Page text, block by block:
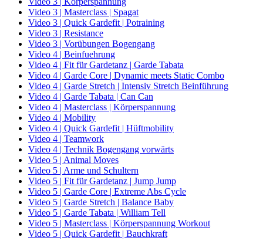
Video 3 | Masterclass | Spagat
Video 3 | Quick Gardefit | Potraining
Video 3 | Resistance
Video 3 | Vorübungen Bogengang
Video 4 | Beinfuehrung
Video 4 | Fit für Gardetanz | Garde Tabata
Video 4 | Garde Core | Dynamic meets Static Combo
Video 4 | Garde Stretch | Intensiv Stretch Beinführung
Video 4 | Garde Tabata | Can Can
Video 4 | Masterclass | Körperspannung
Video 4 | Mobility
Video 4 | Quick Gardefit | Hüftmobility
Video 4 | Teamwork
Video 4 | Technik Bogengang vorwärts
Video 5 | Animal Moves
Video 5 | Arme und Schultern
Video 5 | Fit für Gardetanz | Jump Jump
Video 5 | Garde Core | Extreme Abs Cycle
Video 5 | Garde Stretch | Balance Baby
Video 5 | Garde Tabata | William Tell
Video 5 | Masterclass | Körperspannung Workout
Video 5 | Quick Gardefit | Bauchkraft